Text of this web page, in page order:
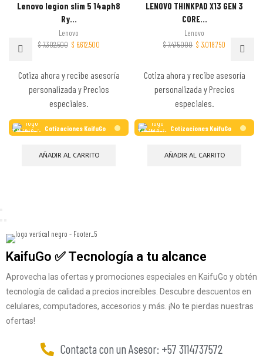
Lenovo legion slim 5 14aph8
Ry...
Lenovo
$7.302.500 $ 6.612.500
Cotiza ahora y recibe asesoría
personalizada y Precios
especiales.
Cotizaciones KaifuGo
AÑADIR AL CARRITO
LENOVO THINKPAD X13 GEN 3
CORE...
Lenovo
$7.475.000 $ 3.018.750
Cotiza ahora y recibe asesoría
personalizada y Precios
especiales.
Cotizaciones KaifuGo
AÑADIR AL CARRITO
KaifuGo ✅ Tecnología a tu alcance
Aprovecha las ofertas y promociones especiales en KaifuGo y obtén
tecnología de calidad a precios increíbles. Descubre descuentos en
celulares, computadores, accesorios y más. ¡No te pierdas nuestras
ofertas!
Contacta con un Asesor: +57 3114737572